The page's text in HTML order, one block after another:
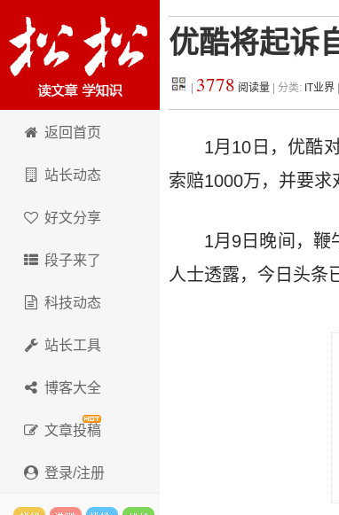
松松科技
返回首页
站长动态
好文分享
段子来了
科技动态
站长工具
博客大全
文章投稿
登录/注册
优酷将起诉
3778 阅读量 | 分类: IT业界
1月10日，优酷
索赔1000万，并要求
1月9日晚间，鞭
人士透露，今日头条